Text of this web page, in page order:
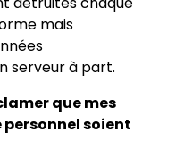
mais
serveur à part.
que mes
soient